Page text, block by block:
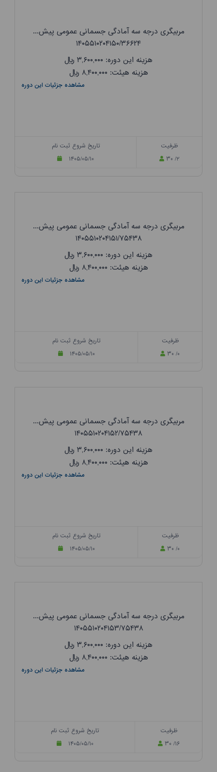
مربیگری درجه سه آمادگی جسمانی عمومی پیش...
۱۴۰۵۵۱۰۲۰۴۱۵۰/۳۶۶۲۴
هزینه این دوره: ۳,۶۰۰,۰۰۰
ریال
هزینه هیئت: ۸,۴۰۰,۰۰۰
ریال
مشاهده جزئیات این دوره
تاریخ شروع ثبت نام
۱۴۰۵/۰۵/۱۰
ظرفیت
۳۰ /۲
مربیگری درجه سه آمادگی جسمانی عمومی پیش...
۱۴۰۵۵۱۰۲۰۴۱۵۱/۷۵۴۳۸
هزینه این دوره: ۳,۶۰۰,۰۰۰
ریال
هزینه هیئت: ۸,۴۰۰,۰۰۰
ریال
مشاهده جزئیات این دوره
تاریخ شروع ثبت نام
۱۴۰۵/۰۵/۱۰
ظرفیت
۳۰ /۰
مربیگری درجه سه آمادگی جسمانی عمومی پیش...
۱۴۰۵۵۱۰۲۰۴۱۵۲/۷۵۴۳۸
هزینه این دوره: ۳,۶۰۰,۰۰۰
ریال
هزینه هیئت: ۸,۴۰۰,۰۰۰
ریال
مشاهده جزئیات این دوره
تاریخ شروع ثبت نام
۱۴۰۵/۰۵/۱۰
ظرفیت
۳۰ /۰
مربیگری درجه سه آمادگی جسمانی عمومی پیش...
۱۴۰۵۵۱۰۲۰۴۱۵۳/۷۵۴۳۸
هزینه این دوره: ۳,۶۰۰,۰۰۰
ریال
هزینه هیئت: ۸,۴۰۰,۰۰۰
ریال
مشاهده جزئیات این دوره
تاریخ شروع ثبت نام
۱۴۰۵/۰۵/۱۰
ظرفیت
۳۰ /۱۶